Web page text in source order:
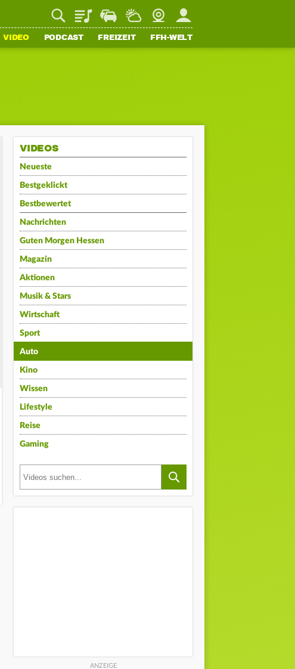
PlaylistStaupilotWetterWebcamMein FFH
VIDEO PODCAST FREIZEIT FFH-WELT
VIDEOS
Neueste
Bestgeklickt
Bestbewertet
Nachrichten
Guten Morgen Hessen
Magazin
Aktionen
Musik & Stars
Wirtschaft
Sport
Auto
Kino
Wissen
Lifestyle
Reise
Gaming